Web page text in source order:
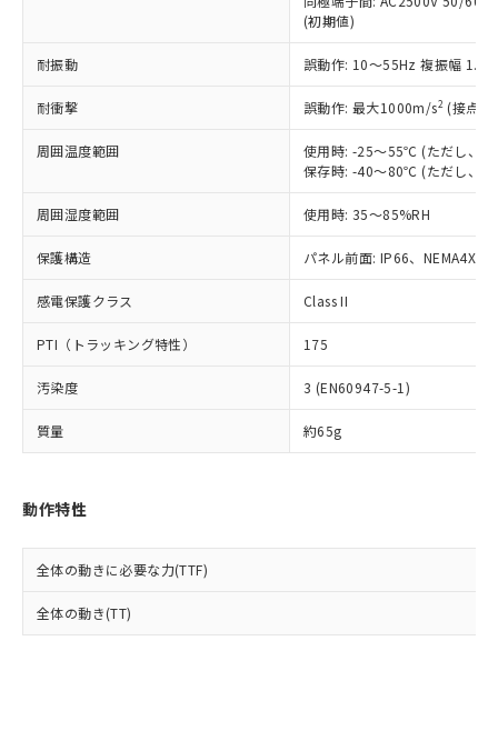
(初期値)
耐振動 誤動作: 10～55Hz 複振幅
耐衝撃 誤動作: 最大1000m/s2 (接点
周囲温度範囲
使用時: -25～55℃ (ただし、氷
保存時: -40～80℃ (ただし、氷
周囲湿度範囲 使用時: 35～85%RH
保護構造 パネル前面: IP66、NEMA4X,
感電保護クラス Class II
PTI（トラッキング特性） 175
汚染度 3 (EN60947-5-1)
質量 約65g
動作特性
全体の動きに必要な力(TTF)
全体の動き(TT)
在庫状況および標準価格照会結果は、
記載している更新日時点での社内デー
タに基づき作成されるものであり、閲
覧された時点での実際の在庫および標
準価格とは異なる場合があることをご
正式な納期状況および標準価格はお客
様のお取引先、またはお客様担当のオ
ムロン制御機器販売店・当社販売員に
オムロン制御機器販売店や当社販売拠
販売ネットワーク
」をご確認
在庫状況および標準価格結果を当社の
事前の承諾なく第三者に漏洩または開
示しないようお願いします。
マイパーツ機能（部品リスト作成サー
ビス）をご利用いただくには、I-Web
メンバーズにご登録されている必要が
あります。
品・サービスに関するお客様との取
引・商談に必要な範囲で利用すること
※当社の共同利用者とは、
の共同利用に関して"
の「1.共同利
鉛(Pb) 1000ppm以下、 水銀(Hg) 1000ppm以下、 カド
類(PBB) 1000ppm以下、ポリ臭化ジフェニルエーテル類
(PBDE) 1000ppm以下、フタル酸ビス(2-エチルヘキシ
ル) (DEHP)(別名：DOP) 1000ppm以下、フタル酸ブチ
ルベンジル（BBP） 1000ppm以下、フタル酸ジブチル
（DBP） 1000ppm以下、フタル酸ジイソブチル
但し、RoHS指令で産業用監視および制御機器に対する
図的な使用がないことを確認しています。
部品在庫の切り替え状況などにより、予定
月が前後することがあります。
とができます。
EU RoHS指令（10物質）の非含有証明書
51物質の非含有証明書（当社基準）
*中国RoHS10物質の基準値 (GB/T26572)：
Pb(鉛) :1000ppm、 Hg(水銀) : 1000ppm、 Cd(カドミウ
Cr(Ⅵ)(六価クロム) : 1000ppm、 PBBs(ポリ臭化ビフェ
ニル類) : 1000ppm、 PBDEs(ポリ臭化ジフェニルエーテ
ル類) : 1000ppm、
DBP(フタル酸ジブチル) : 1000ppm、 DIBP(フタル酸ジ
イソブチル) : 1000ppm、 BBP(フタル酸ブチルベンジ
DEHP(フタル酸ビス(2-エチルヘキシル)) : 1000ppm
「ｅ」：有害物質（10物質）のすべてが基
準値以下であることを示します。
「10」：通常の使用状況下において有害物
質が外部に漏えいし、環境に深刻な影響を
及ぼさない年数を意味します。
「－」：未確認です。当社販売部門へお問
（以下｢規制貨物等」という）を輸出
または国外への提供する場合は、日本
国政府の輸出許可(または役務取引許
可)を取得するなどの必要な手続きを
当社は規制貨物を破棄する場合は、完
全に破砕するなど、違法に輸出されな
いよう必要な手段を講じます。
当社は貴社製品を、核兵器、ミサイ
ル、化学兵器、生物兵器またはその他
武器並びにこれらの製造装置等に一切
当社は、貴社製品を第三者に販売する
場合は、上記1、2および3の内容を当
該第三者に通知します。また当社は、
販売先および販売に係わる関係者が違
法に輸出するおそれがある場合は、取
り引きをいたしません。
合意する
一定数以上の在庫あり
一定数には満たないが在庫あり
在庫なし(最新の在庫状況につ
いては、お客様のお取引先、ま
たはお客様担当のオムロン制御
機器販売店・当社販売員にご確
認ください)
受注生産機種、また在庫状況の
情報を公開していない機種